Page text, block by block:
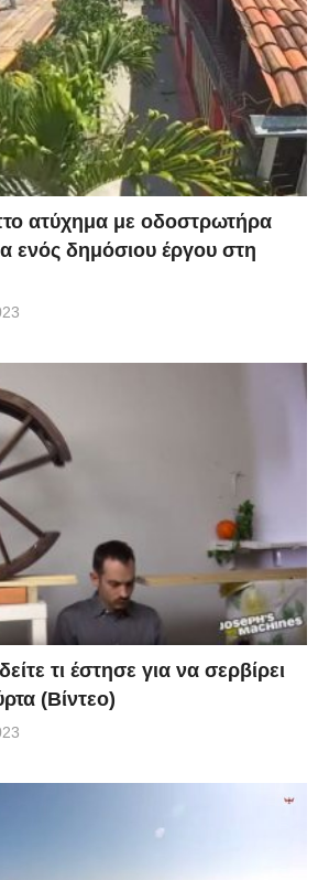
ατύχημα με οδοστρωτήρα
ενός δημόσιου έργου στη
τι έστησε για να σερβίρει
(Βίντεο)